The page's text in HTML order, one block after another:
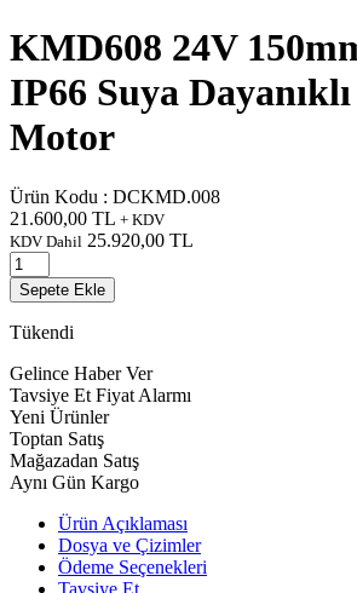
KMD608 24V
IP66 Suya
Motor
Ürün Kodu : DCKMD.008
21.600,00 TL + KDV
KDV Dahil 25.920,00 TL
Sepete Ekle
Tükendi
Gelince Haber Ver
Tavsiye Et Fiyat Alarmı
Yeni Ürünler
Toptan Satış
Mağazadan Satış
Aynı Gün Kargo
Ürün Açıklaması
Dosya ve Çizimler
Ödeme Seçenekleri
Tavsiye Et